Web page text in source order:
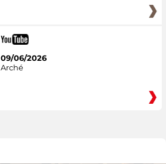
09/06/2026
Arché